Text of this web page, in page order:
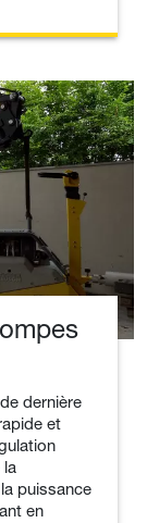
dernière
et
la
puissance
en